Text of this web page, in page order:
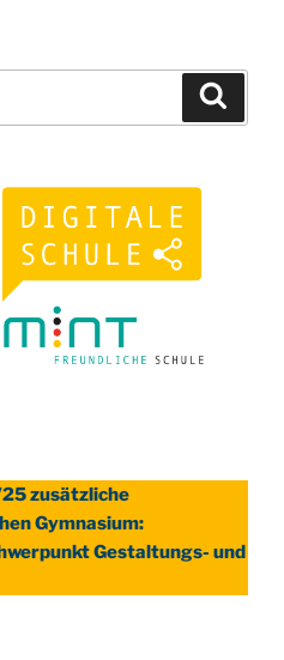
zusätzliche
Gymnasium:
Gestaltungs- und